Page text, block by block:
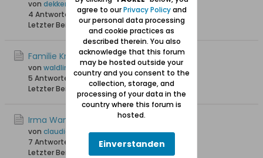
von dekkers01
4 Antworten
120 Hits0 Likes
Letzter Beitrag03.06.2026, 21:57
Familie Krause aus Stutthof
von waldling +6.8.2023
5 Antworten 1.780 Hits0 Likes
Letzter Beitrag
24.05.2026, 07:27
Irma Wanda Jurkiewiz, Danzig
von claudia-fredrich@web.de
7 Antworten
142 Hits0 Likes
Letzter Beitrag
23.05.2026, 09:30
agree to ourPrivacy Policyand
our personal data processing
and cookie practices as
described therein. You also
acknowledge that this forum
may be hosted outside your
country and you consent to the
collection, storage, and
processing of your data in the
country where this forum is
hosted.
Einverstanden